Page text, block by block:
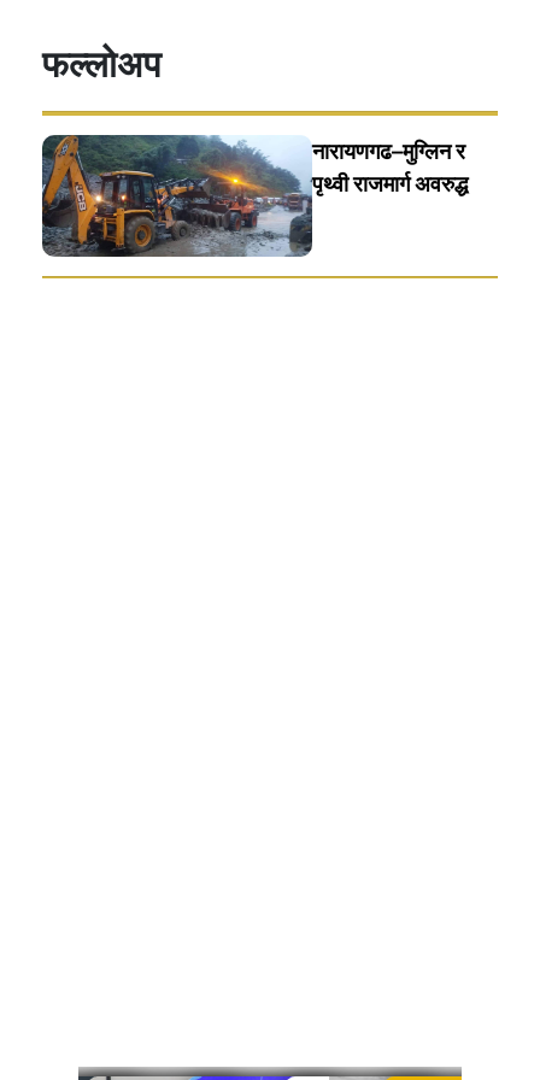
फल्लोअप
नारायणगढ–मुग्लिन र
पृथ्वी राजमार्ग अवरुद्ध